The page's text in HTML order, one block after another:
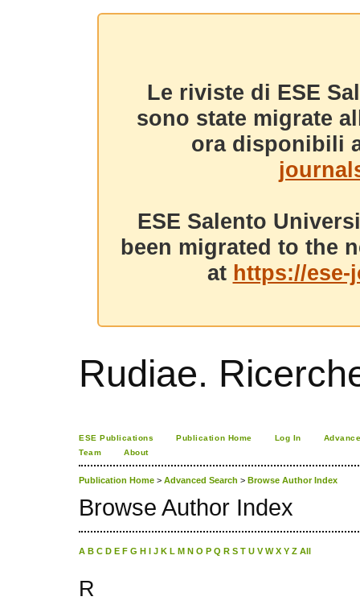
Le riviste di ESE
sono state migrate
ora disponibili
ESE Salento
been migrated to the
at https://
Rudiae.
ESE Publications Publication Home Log In
Team
About
Publication Home > Advanced Search > Browse Author Index
Browse Author Index
A B C D E F G H I J K L M N O P Q R S T U V W X Y Z All
R